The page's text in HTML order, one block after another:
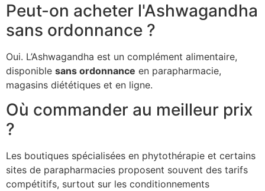
Peut-on acheter l'Ashwagandha
sans ordonnance ?
Oui. L’Ashwagandha est un complément alimentaire,
disponible sans ordonnance en parapharmacie,
magasins diététiques et en ligne.
Où commander au meilleur prix
?
Les boutiques spécialisées en phytothérapie et certains
sites de parapharmacies proposent souvent des tarifs
compétitifs, surtout sur les conditionnements